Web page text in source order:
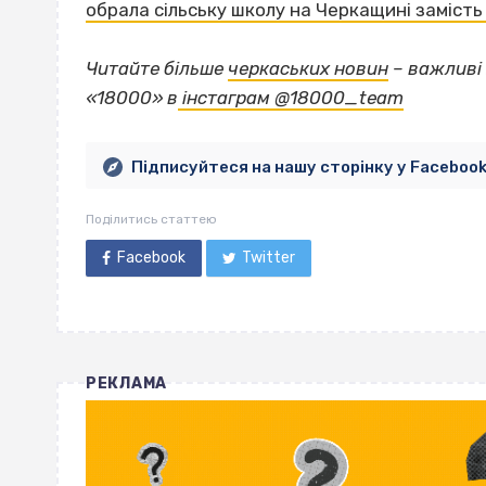
обрала сільську школу на Черкащині замість
Читайте більше черкаських новин –
«18000» в інстаграм @18000_team
Підписуйтеся на нашу сторінку у Facebook
Поділитись статтею
Facebook Twitter
РЕКЛАМА